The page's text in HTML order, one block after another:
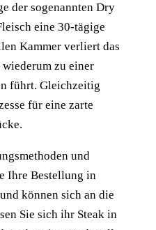
der sogenannten Dry
eine 30-tägige
Kammer verliert das
zu einer
führt. Gleichzeitig
für eine zarte
und
Ihre Bestellung in
können sich an die
Sie sich ihr Steak in